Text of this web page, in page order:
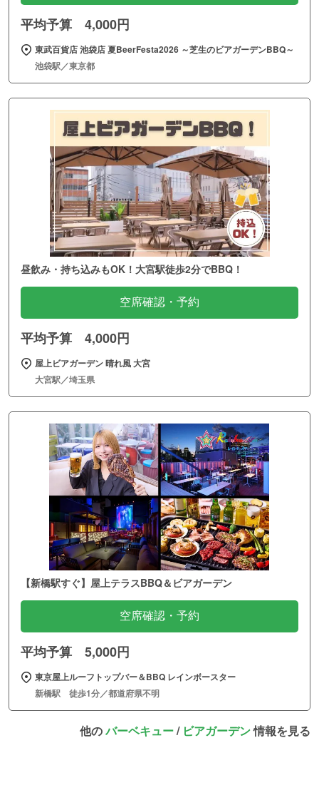
平均予算 4,000円
東武百貨店 池袋店 夏BeerFesta2026 ～芝生のビアガーデンBBQ～
池袋駅／東京都
昼飲み・持ち込みもOK！大宮駅徒歩2分でBBQ！
空席確認・予約
平均予算 4,000円
屋上ビアガーデン 晴れ風 大宮
大宮駅／埼玉県
【新橋駅すぐ】屋上テラスBBQ＆ビアガーデン
空席確認・予約
平均予算 5,000円
東京屋上ルーフトップバー＆BBQ レインボースター
新橋駅 徒歩1分／都道府県不明
他のバーベキュー/ ビアガーデン情報を見る